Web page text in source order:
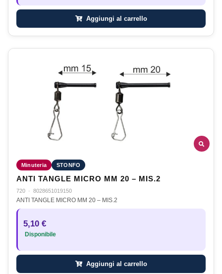
Aggiungi al carrello
Minuteria STONFO
ANTI TANGLE MICRO MM 20 – MIS.2
720 · 8028651019150
ANTI TANGLE MICRO MM 20 – MIS.2
5,10 €
Disponibile
Aggiungi al carrello